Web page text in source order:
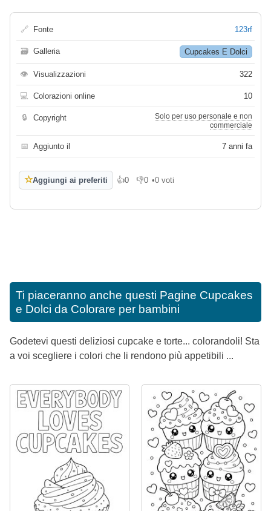
🔗 Fonte 123rf
🗃 Galleria Cupcakes E Dolci
👁 Visualizzazioni 322
💻 Colorazioni online 10
🔒 Copyright
Solo per uso personale e non
commerciale
📅 Aggiunto il 7 anni fa
☆Aggiungi ai preferiti 👍0
Mi piace
👎0
Non mi piace
•0 voti
Ti piaceranno anche questi Pagine Cupcakes
e Dolci da Colorare per bambini
Godetevi questi deliziosi cupcake e torte... colorandoli! Sta
a voi scegliere i colori che li rendono più appetibili ...